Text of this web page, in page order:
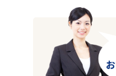
エリアで探す